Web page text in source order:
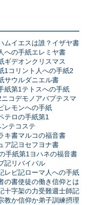
ムイエスは誰？ イザヤ書
への手紙エレミヤ書
ギデオンクリスマス
1 コリント人への手紙2
サウルダニエル書
紙第1 テトスへの手紙
ニコデモ ノアバプテスマ
レモンへの手紙
テロの手紙第1
ンテコステ
キ書マルコの福音書
ア記ヨセフヨナ書
手紙第1 ヨハネの福音書
記リバイバル
レビ記ローマ人への手紙
の書使徒の働き信仰とは
十字架の力受難週士師記
教か信仰か弟子訓練摂理